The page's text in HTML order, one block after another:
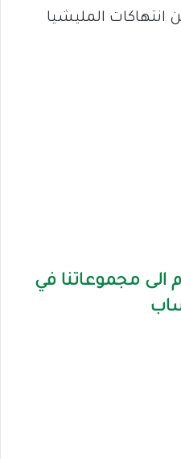
انتهاكات المليشيا
الى مجموعاتنا في